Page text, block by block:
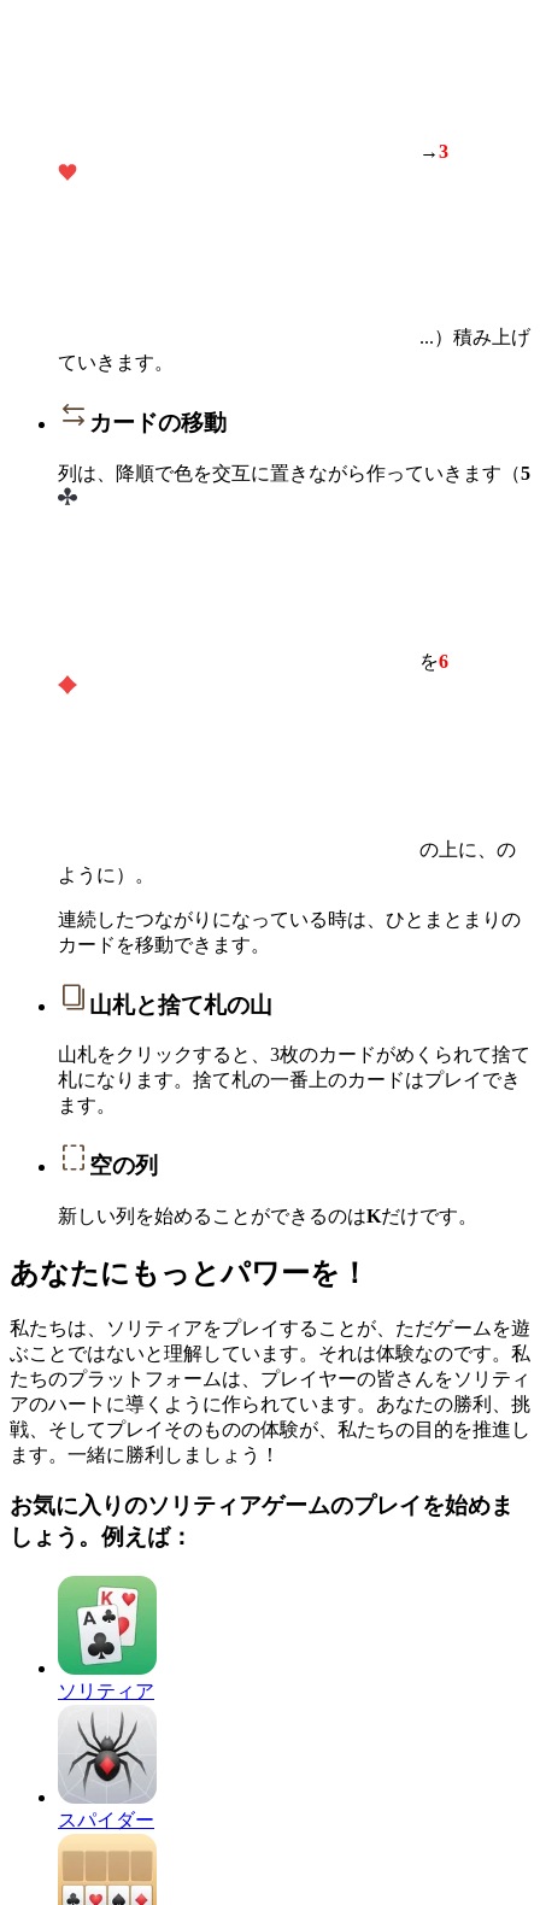
→3
...）積み上げ
ていきます。
カードの移動
列は、降順で色を交互に置きながら作っていきます（5
を6
の上に、の
ように）。
連続したつながりになっている時は、ひとまとまりの
カードを移動できます。
山札と捨て札の山
山札をクリックすると、3枚のカードがめくられて捨て
札になります。捨て札の一番上のカードはプレイでき
ます。
空の列
新しい列を始めることができるのはKだけです。
あなたにもっとパワーを！
私たちは、ソリティアをプレイすることが、ただゲームを遊
ぶことではないと理解しています。それは体験なのです。私
たちのプラットフォームは、プレイヤーの皆さんをソリティ
アのハートに導くように作られています。あなたの勝利、挑
戦、そしてプレイそのものの体験が、私たちの目的を推進し
ます。一緒に勝利しましょう！
お気に入りのソリティアゲームのプレイを始めま
しょう。例えば：
ソリティア
スパイダー